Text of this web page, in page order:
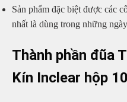
Sản phẩm đặc biệt được các
nhất là dùng trong những
Thành phần đũa
Kín Inclear hộp